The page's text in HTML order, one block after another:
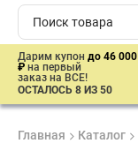
Дарим купон до 46 000
₽ на первый
заказ на ВСЕ!
ОСТАЛОСЬ 8 ИЗ 50
Главная Каталог